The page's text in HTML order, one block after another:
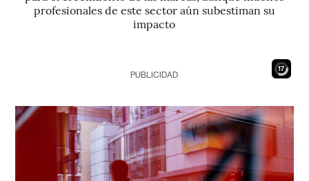
profesionales de este sector aún subestiman su
impacto
15
PUBLICIDAD